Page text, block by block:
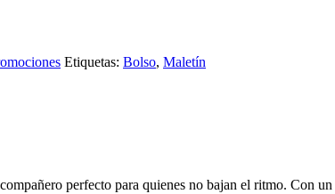
Etiquetas: Bolso, Maletín
perfecto para quienes no bajan el ritmo. Con un